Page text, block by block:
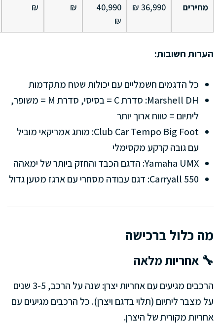
מחירים
36,990 ₪
40,990
₪
₪
₪
הערות חשובות:
כל הדגמים חשמליים עם יכולות שטח מתקדמות
Marshell DH: סדרת C = בסיסי, סדרת M = משופר,
ליתיום = טווח ארוך יותר
Club Car Tempo Big Foot: מותג אמריקאי מוביל
עם גובה קרקע מקסימלי
Yamaha UMX: הדגם הכבד והחזק ביותר של ימאהה
Carryall 550: דגם עבודה מסחרי עם ארגז מטען גדול
מה כלול ברכישה
🔧 אחריות מלאה
הרכבים מגיעים עם אחריות יצרן: שנה על הרכב, 3-5 שנים
על מצבר ליתיום (תלוי בדגם ויצרן). כל הרכבים מגיעים עם
אחריות מקורית של היצרן.